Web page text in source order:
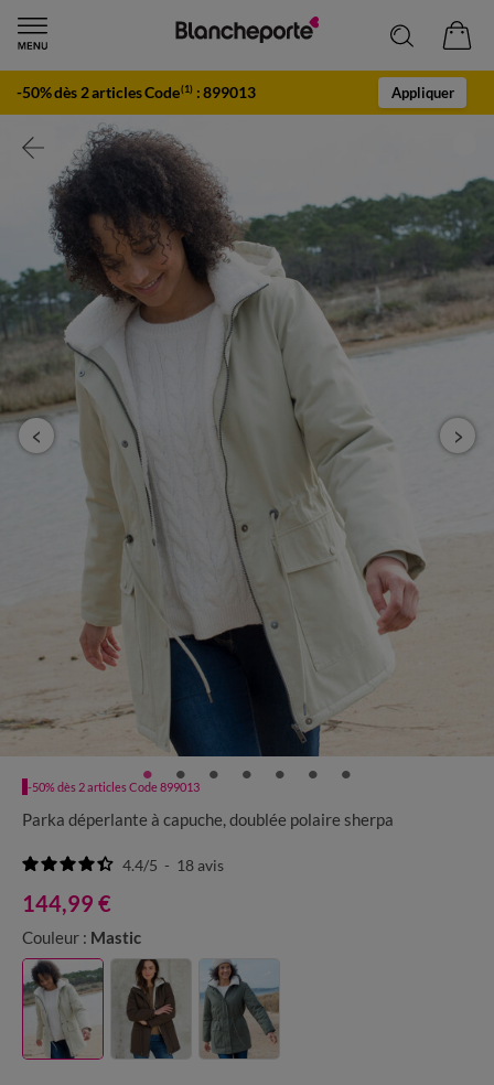
-50% dès 2 articles Code(1) :899013 Appliquer
-50% dès 2 articles Code 899013
Parka déperlante à capuche, doublée polaire sherpa
4.4/5 - 18avis
144,99 €
Couleur : Mastic